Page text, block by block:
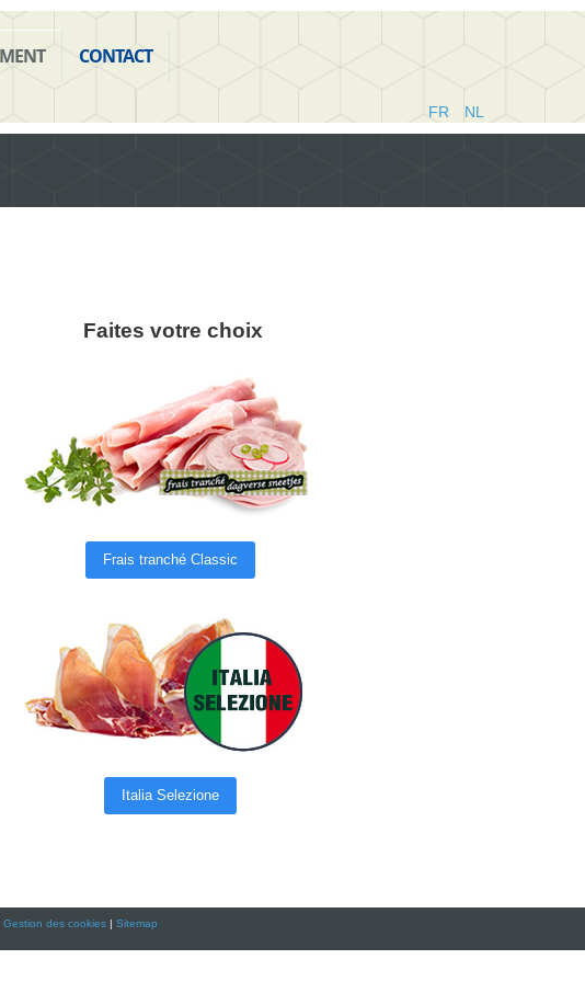
CONTACT
FR NL
Faites votre choix
Frais tranché Classic
Italia Selezione
Gestion des cookies| Sitemap